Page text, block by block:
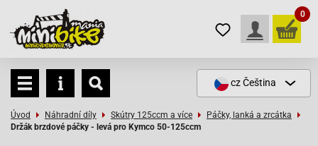
0
czČeština
Úvod Náhradní díly Skútry 125ccm a více
Páčky, lanká a zrcátka
Držák brzdové páčky - levá pro Kymco 50-125ccm